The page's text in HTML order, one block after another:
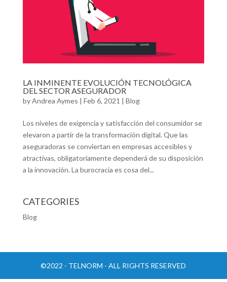
LA INMINENTE EVOLUCIÓN TECNOLÓGICA
DEL SECTOR ASEGURADOR
byAndrea Aymes | Feb 6, 2021 | Blog
Los niveles de exigencia y satisfacción del consumidor se
elevaron a partir de la transformación digital. Que las
aseguradoras se conviertan en empresas accesibles y
atractivas, obligatoriamente dependerá de su disposición
a la innovación. La burocracia es cosa del...
CATEGORIES
Blog
©2022 - TELNORM - ALL RIGHTS RESERVED